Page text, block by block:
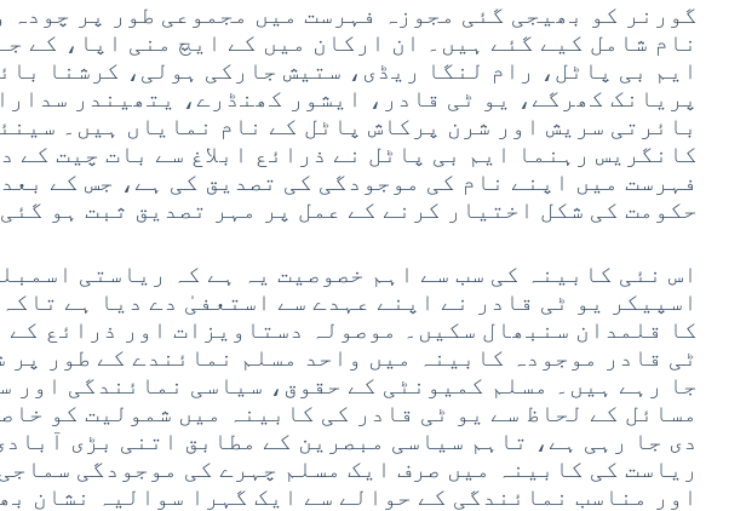
گورنر کو بھیجی گئی مجوزہ فہرست میں مجموعی طور پر چودہ
نام شامل کیے گئے ہیں۔ ان ارکان میں کے ایچ منی اپا، کے
ایم بی پاٹل، رام لنگا ریڈی، ستیش جارکی ہولی، کرشنا
پریانک کھرگے، یو ٹی قادر، ایشور کھنڈرے، یتھیندر
بائرتی سریش اور شرن پرکاش پاٹل کے نام نمایاں ہیں۔
کانگریس رہنما ایم بی پاٹل نے ذرائع ابلاغ سے بات چیت کے
فہرست میں اپنے نام کی موجودگی کی تصدیق کی ہے، جس کے
حکومت کی شکل اختیار کرنے کے عمل پر مہر تصدیق ثبت ہو گئی
اس نئی کابینہ کی سب سے اہم خصوصیت یہ ہے کہ ریاستی
اسپیکر یو ٹی قادر نے اپنے عہدے سے استعفیٰ دے دیا ہے
کا قلمدان سنبھال سکیں۔ موصولہ دستاویزات اور ذرائع کے
ٹی قادر موجودہ کابینہ میں واحد مسلم نمائندے کے طور پر
جا رہے ہیں۔ مسلم کمیونٹی کے حقوق، سیاسی نمائندگی اور
مسائل کے لحاظ سے یو ٹی قادر کی کابینہ میں شمولیت کو
دی جا رہی ہے، تاہم سیاسی مبصرین کے مطابق اتنی بڑی
ریاست کی کابینہ میں صرف ایک مسلم چہرے کی موجودگی
اور مناسب نمائندگی کے حوالے سے ایک گہرا سوالیہ نشان